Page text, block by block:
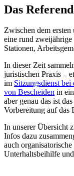
Das
Zwischen dem ersten
eine rund
Stationen,
In dieser Zeit
juristischen Praxis –
im Sitzungsdienst bei
von Bescheiden in
aber genau das ist
Vorbereitung auf das
In unserer Übersicht
Infos dazu
auch
Unterhaltsbeihilfe